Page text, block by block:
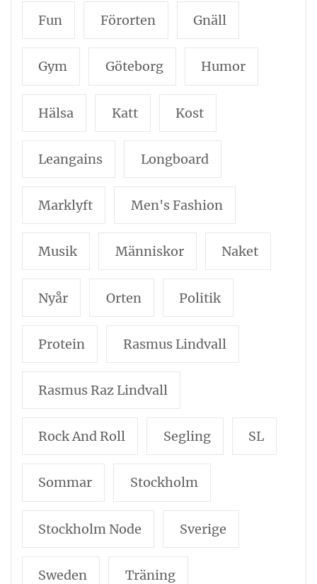
Fun Förorten Gnäll
Gym Göteborg Humor
Hälsa Katt Kost
Leangains Longboard
Marklyft Men's Fashion
Musik Människor Naket
Nyår Orten Politik
Protein Rasmus Lindvall
Rasmus Raz Lindvall
Rock And Roll Segling SL
Sommar Stockholm
Stockholm Node Sverige
Sweden Träning